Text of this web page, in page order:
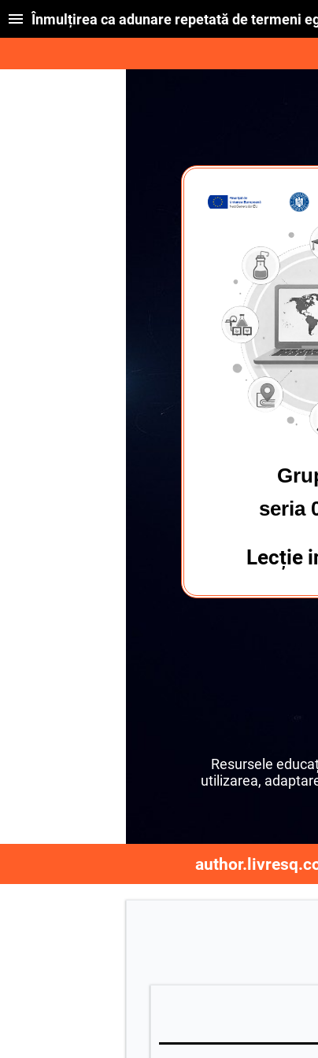
Înmulțirea ca adunare repetată de termeni
seria
Lecție
Resursele
utilizarea,